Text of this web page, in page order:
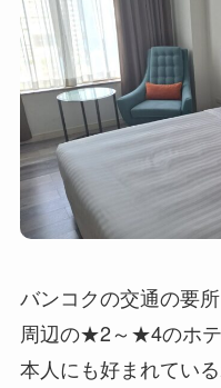
バンコクの交通の要
周辺の★2～★4のホ
本人にも好まれてい